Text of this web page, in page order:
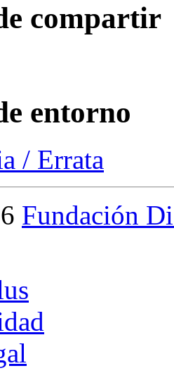
compartir
entorno
/ Errata
Fundación